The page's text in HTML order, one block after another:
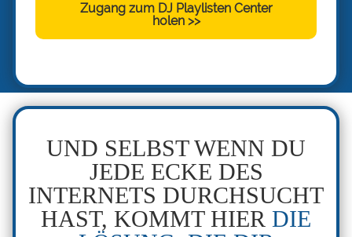
Zugang zum DJ Playlisten Center
holen >>
UND SELBST WENN DU
JEDE ECKE DES
INTERNETS DURCHSUCHT
HAST, KOMMT HIER DIE